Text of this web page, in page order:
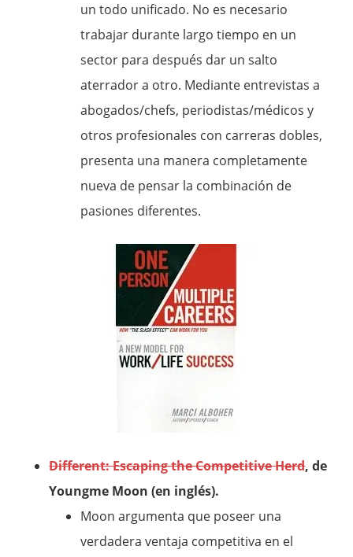
un todo unificado. No es necesario
trabajar durante largo tiempo en un
sector para después dar un salto
aterrador a otro. Mediante entrevistas a
abogados/chefs, periodistas/médicos y
otros profesionales con carreras dobles,
presenta una manera completamente
nueva de pensar la combinación de
pasiones diferentes.
Different: Escaping the Competitive Herd, de
Youngme Moon (en inglés).
Moon argumenta que poseer una
verdadera ventaja competitiva en el